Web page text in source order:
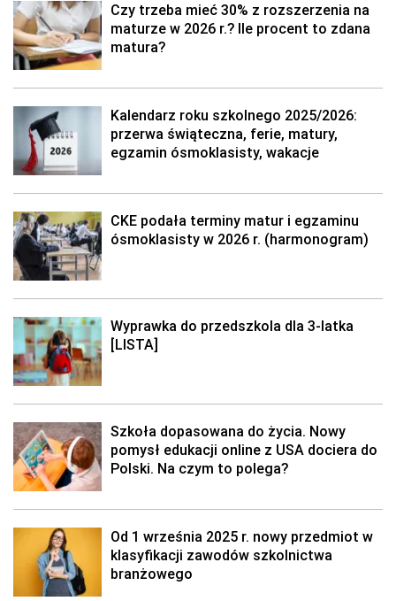
Czy trzeba mieć 30% z rozszerzenia na
maturze w 2026 r.? Ile procent to zdana
matura?
Kalendarz roku szkolnego 2025/2026:
przerwa świąteczna, ferie, matury,
egzamin ósmoklasisty, wakacje
CKE podała terminy matur i egzaminu
ósmoklasisty w 2026 r. (harmonogram)
Wyprawka do przedszkola dla 3-latka
[LISTA]
Szkoła dopasowana do życia. Nowy
pomysł edukacji online z USA dociera do
Polski. Na czym to polega?
Od 1 września 2025 r. nowy przedmiot w
klasyfikacji zawodów szkolnictwa
branżowego